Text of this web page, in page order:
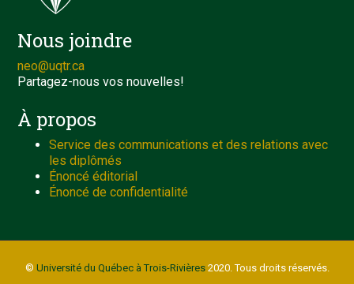
Nous joindre
neo@uqtr.ca
Partagez-nous vos nouvelles!
À propos
Service des communications et des relations avec
les diplômés
Énoncé éditorial
Énoncé de confidentialité
© Université du Québec à Trois-Rivières2020. Tous droits réservés.